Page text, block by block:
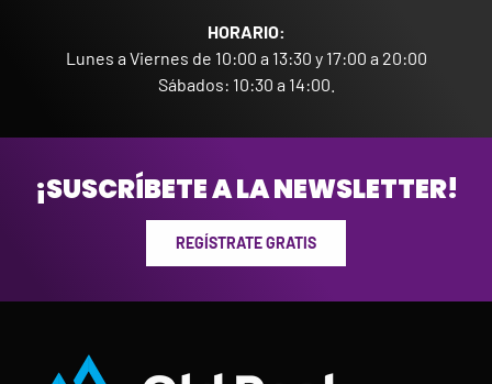
HORARIO:
Lunes a Viernes de 10:00 a 13:30 y 17:00 a 20:00
Sábados: 10:30 a 14:00.
¡SUSCRÍBETE A LA NEWSLETTER!
REGÍSTRATE GRATIS